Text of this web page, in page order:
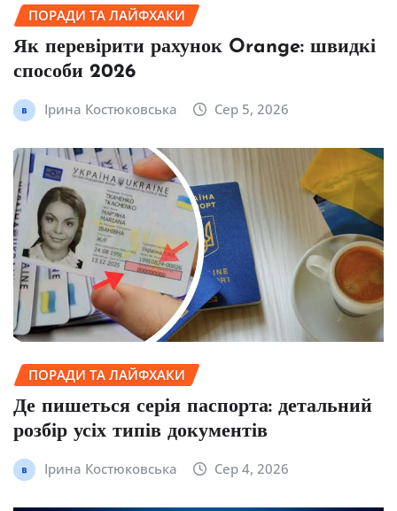
ПОРАДИ ТА ЛАЙФХАКИ
Як перевірити рахунок Orange: швидкі
способи 2026
Ірина Костюковська Сер 5, 2026
ПОРАДИ ТА ЛАЙФХАКИ
Де пишеться серія паспорта: детальний
розбір усіх типів документів
Ірина Костюковська Сер 4, 2026